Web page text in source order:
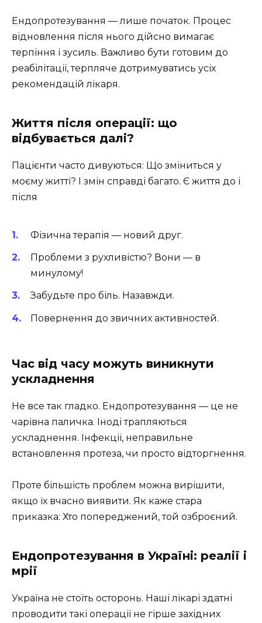
Ендопротезування — лише початок. Процес
відновлення після нього дійсно вимагає
терпіння і зусиль. Важливо бути готовим до
реабілітації, терпляче дотримуватись усіх
рекомендацій лікаря.
Життя після операції: що
відбувається далі?
Пацієнти часто дивуються: Що зміниться у
моєму житті? І змін справді багато. Є життя до і
після
Фізична терапія — новий друг.
Проблеми з рухливістю? Вони — в
минулому!
Забудьте про біль. Назавжди.
Повернення до звичних активностей.
Час від часу можуть виникнути
ускладнення
Не все так гладко. Ендопротезування — це не
чарівна паличка. Іноді трапляються
ускладнення. Інфекції, неправильне
встановлення протеза, чи просто відторгнення.
Проте більшість проблем можна вирішити,
якщо їх вчасно виявити. Як каже стара
приказка: Хто попереджений, той озброєний.
Ендопротезування в Україні: реалії і
мрії
Україна не стоїть осторонь. Наші лікарі здатні
проводити такі операції не гірше західних